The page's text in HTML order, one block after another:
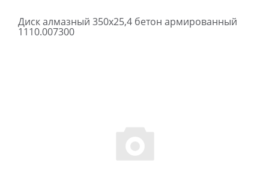
Диск алмазный 350х25,4 бетон армированный
1110.007300